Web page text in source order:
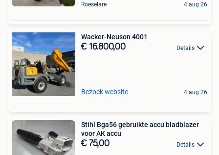
Roeselare 4 aug 26
Wacker-Neuson 4001
€ 16.800,00 Details
Bezoek website 4 aug 26
Stihl Bga56 gebruikte accu bladblazer
voor AK accu
€ 75,00 Details